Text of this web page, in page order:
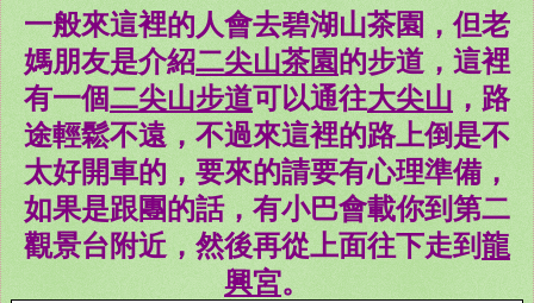
一般來這裡的人會去碧湖山茶園，但老
媽朋友是介紹二尖山茶園的步道，這裡
有一個二尖山步道可以通往大尖山 ，路
途輕鬆不遠，不過來這裡的路上倒是不
太好開車的，要來的請要有心理準備，
如果是跟團的話，有小巴會載你到第二
觀景台附近，然後再從上面往下走到龍
興宮。